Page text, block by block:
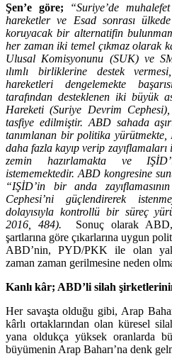
Şen’e göre;
“Suriye’de
hareketler ve Esad sonrası
koruyacak bir alternatifin
her zaman iki temel çıkmaz olarak
Ulusal Komisyonunu (SUK) ve
ılımlı birliklerine destek
hareketleri dengelemekte
tarafından desteklenen iki büyük
Hareketi (Suriye Devrim
tasfiye edilmiştir. ABD sahada
tanımlanan bir politika
daha fazla kayıp verip
zemin hazırlamakta ve
istememektedir. ABD kongresine
“IŞİD’in bir anda
Cephesi’ni güçlendirerek
dolayısıyla kontrollü bir süreç
2016, 484). Sonuç olarak
şartlarına göre çıkarlarına uygun
ABD’nin, PYD/PKK ile olan
zaman zaman gerilmesine neden
Kanlı kâr; ABD’li silah
Her savaşta olduğu gibi, Arap
kârlı ortaklarından olan küresel
yana oldukça yüksek oranlarda
büyümenin Arap Baharı’na denk